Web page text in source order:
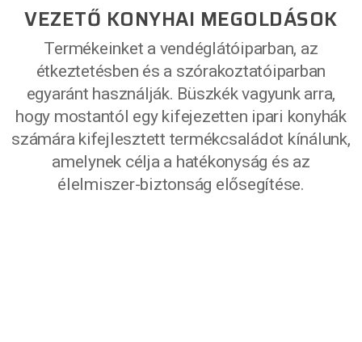
VEZETŐ KONYHAI MEGOLDÁSOK
Termékeinket a vendéglátóiparban, az
étkeztetésben és a szórakoztatóiparban
egyaránt használják. Büszkék vagyunk arra,
hogy mostantól egy kifejezetten ipari konyhák
számára kifejlesztett termékcsaládot kínálunk,
amelynek célja a hatékonyság és az
élelmiszer-biztonság elősegítése.